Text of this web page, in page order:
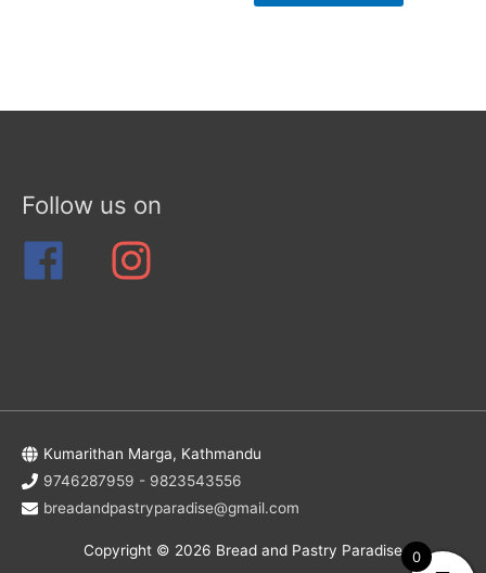
Follow us on
Kumarithan Marga, Kathmandu
9746287959 - 9823543556
breadandpastryparadise@gmail.com
Copyright © 2026 Bread and Pastry Paradise 0